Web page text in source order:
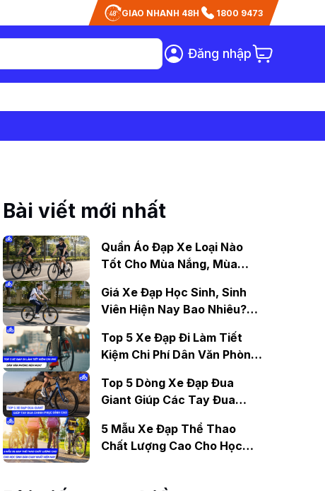
GIAO NHANH 48H 1800 9473
Đăng nhập
Bài viết mới nhất
Quần Áo Đạp Xe Loại Nào
Tốt Cho Mùa Nắng, Mùa
Giá Xe Đạp Học Sinh, Sinh
Viên Hiện Nay Bao Nhiêu?
Top 5 Xe Đạp Đi Làm Tiết
Kiệm Chi Phí Dân Văn Phòng
Top 5 Dòng Xe Đạp Đua
Giant Giúp Các Tay Đua
5 Mẫu Xe Đạp Thể Thao
Chất Lượng Cao Cho Học